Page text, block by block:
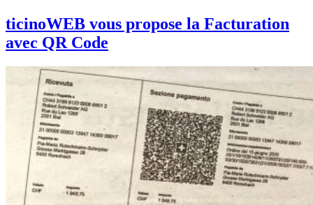
ticinoWEB vous propose la Facturation
avec QR Code